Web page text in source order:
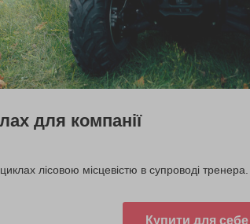
для компанії
лісовою місцевістю в супроводі тренера.
Купити для себе